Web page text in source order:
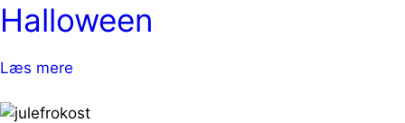
Halloween
Læs mere